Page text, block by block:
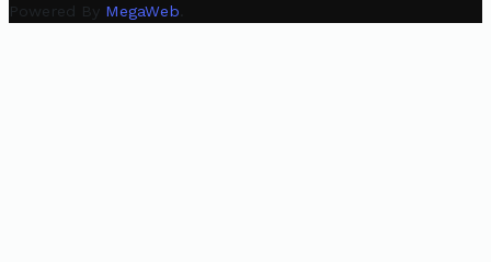
Powered By MegaWeb